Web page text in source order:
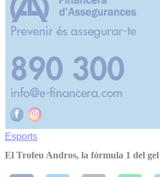
Esports
El Trofeu Andros, la fórmula 1 del gel